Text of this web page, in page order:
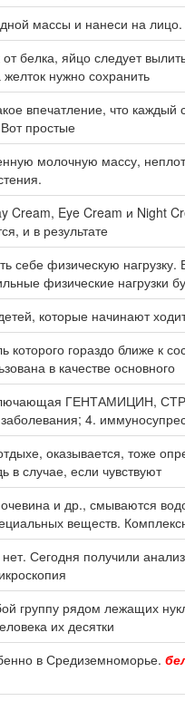
массы и нанеси на лицо.
белка, яйцо следует
желток нужно сохранить
впечатление, что каждый
простые
молочную массу,
Cream, Eye Cream и Night
и в результате
себе физическую
физические нагрузки
которые начинают
гораздо ближе к
в качестве основного
включающая
4.
оказывается, тоже
в случае, если чувствуют
и др., смываются
веществ.
Сегодня получили
группу рядом лежащих
их десятки
в Средиземноморье.